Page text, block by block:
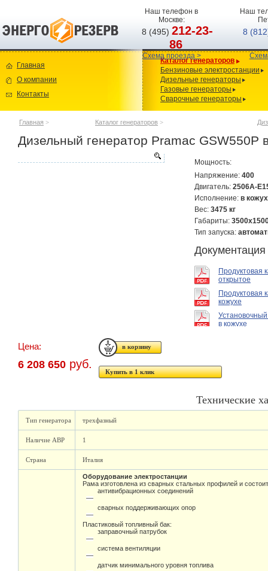
Наш телефон в
Москве:
8 (495)212-23-
86
Схема проезда >
Наш
8
Главная
О компании
Контакты
Каталог генераторов
Бензиновые электростанции
Дизельные генераторы
Газовые генераторы
Сварочные генераторы
Главная > Каталог генераторов >
Дизельный генератор Pramac GSW550P
Мощность:
Напряжение: 400
Двигатель: 2506A-
Исполнение: в
Вес: 3475 кг
Габариты:
Тип запуска:
Документация
Продуктовая
открытое
Продуктовая
кожухе
в кожухе
Цена:
6 208 650 руб.
Купить в 1 клик
Технические
Тип генератора трехфазный
Наличие АВР 1
Страна Италия
Оборудование электростанции
Рама изготовлена из сварных стальных профилей и
антивибрационных соединений
сварных поддерживающих опор
Пластиковый топливный бак:
заправочный патрубок
система вентиляции